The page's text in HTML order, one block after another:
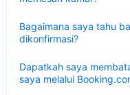
Bagaimana saya tahu
dikonfirmasi?
Dapatkah saya
saya melalui